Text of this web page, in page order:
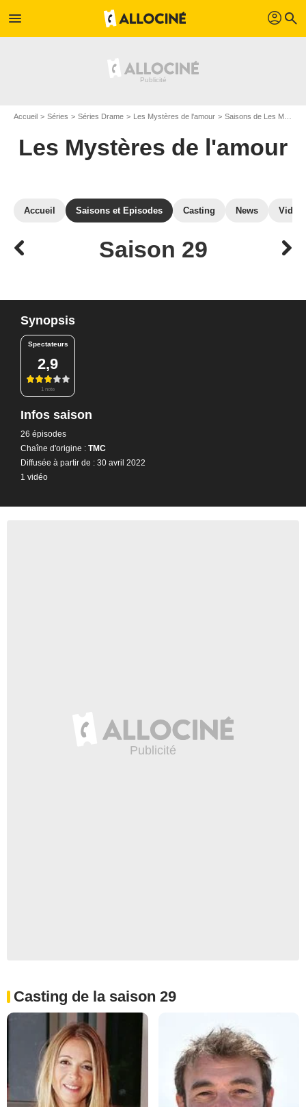
menu profil search
Accueil Séries Séries Drame Les Mystères de l'amour Saisons de Les Mystères de l'amour
Les Mystères de l'amour
Accueil Saisons et Episodes Casting News
Saison 29
Synopsis
Spectateurs
2,9
1 note
Infos saison
26 épisodes
Chaîne d'origine : TMC
Diffusée à partir de : 30 avril 2022
1 vidéo
Casting de la saison 29